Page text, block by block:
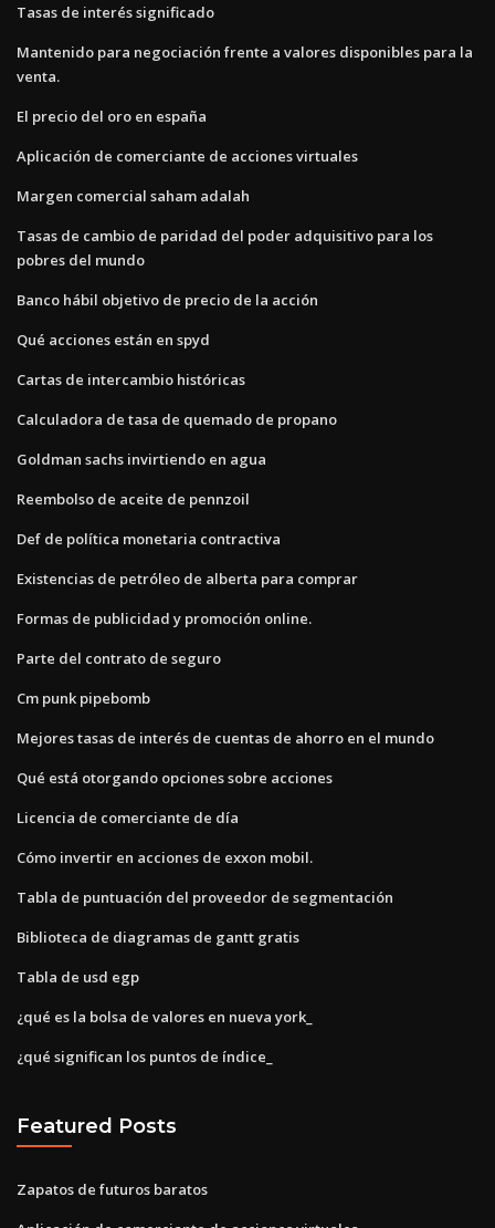
Tasas de interés significado
Mantenido para negociación frente a valores disponibles para la
venta.
El precio del oro en españa
Aplicación de comerciante de acciones virtuales
Margen comercial saham adalah
Tasas de cambio de paridad del poder adquisitivo para los
pobres del mundo
Banco hábil objetivo de precio de la acción
Qué acciones están en spyd
Cartas de intercambio históricas
Calculadora de tasa de quemado de propano
Goldman sachs invirtiendo en agua
Reembolso de aceite de pennzoil
Def de política monetaria contractiva
Existencias de petróleo de alberta para comprar
Formas de publicidad y promoción online.
Parte del contrato de seguro
Cm punk pipebomb
Mejores tasas de interés de cuentas de ahorro en el mundo
Qué está otorgando opciones sobre acciones
Licencia de comerciante de día
Cómo invertir en acciones de exxon mobil.
Tabla de puntuación del proveedor de segmentación
Biblioteca de diagramas de gantt gratis
Tabla de usd egp
¿qué es la bolsa de valores en nueva york_
¿qué significan los puntos de índice_
Featured Posts
Zapatos de futuros baratos